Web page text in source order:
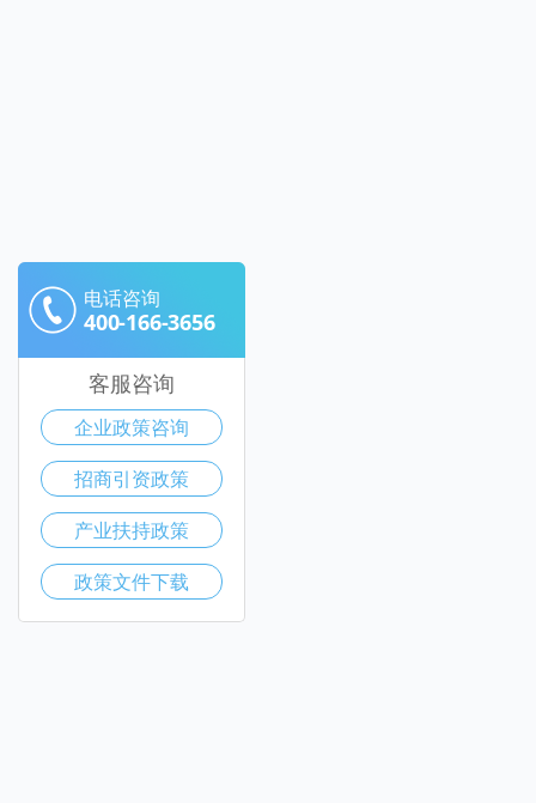
电话咨询
400-166-3656
客服咨询
企业政策咨询
招商引资政策
产业扶持政策
政策文件下载